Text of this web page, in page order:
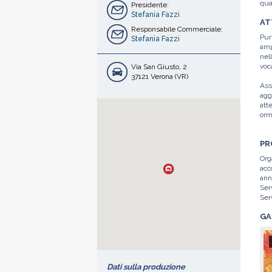
Presidente:
Stefania Fazzi
Responsabile Commerciale:
Stefania Fazzi
Via San Giusto, 2
37121 Verona (VR)
Dati sulla produzione
81/
3
di
a